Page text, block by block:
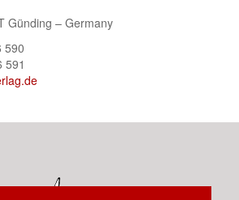
Günding – Germany
590
591